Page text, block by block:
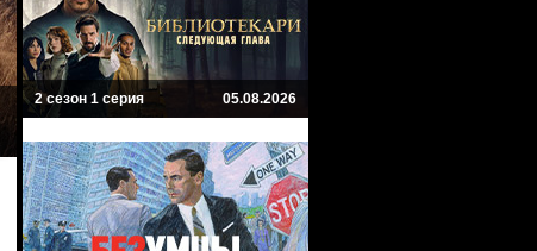
2 сезон 1 серия 05.08.2026